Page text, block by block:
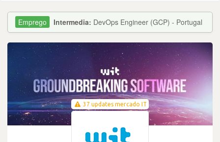
Intermedia: DevOps Engineer (GCP) - Portugal
37 updates mercado IT